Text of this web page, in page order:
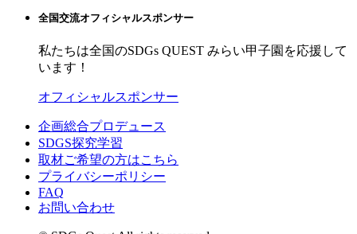
全国交流オフィシャルスポンサー
私たちは全国のSDGs QUEST みらい甲子園を応援して
います！
オフィシャルスポンサー
企画総合プロデュース
SDGS探究学習
取材ご希望の方はこちら
プライバシーポリシー
FAQ
お問い合わせ